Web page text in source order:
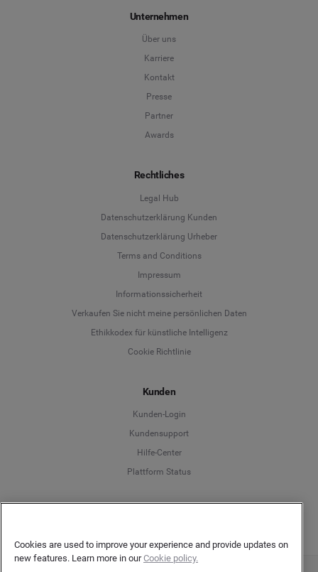
Unternehmen
Über uns
Karriere
Kontakt
Presse
Partner
Awards
Rechtliches
Legal Hub
Datenschutzerklärung Kunden
Datenschutzerklärung Urheber
Terms and Conditions
Impressum
Informationssicherheit
Verkaufen Sie nicht meine persönlichen Daten
Ethikkodex für künstliche Intelligenz
Cookie Richtlinie
Kunden
Kunden-Login
Kundensupport
Hilfe-Center
Plattform Status
Deutsch
Cookies are used to improve your experience and provide updates on
new features. Learn more in ourCookie policy.